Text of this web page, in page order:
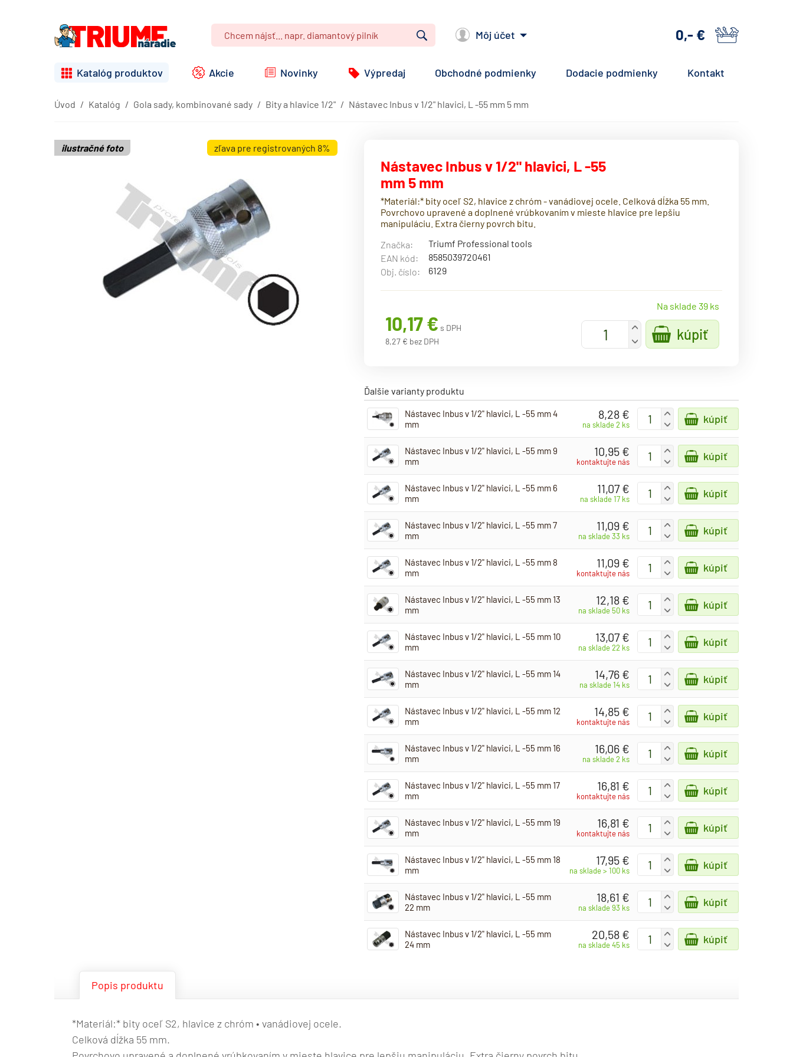
Vyhľadať Môj účet 0,- €
Katalóg produktov Akcie Novinky Výpredaj Obchodné podmienky Dodacie podmienky Kontakt
Úvod Katalóg Gola sady, kombinované sady Bity a hlavice 1/2" Nástavec Inbus v 1/2" hlavici, L -55 mm 5 mm
zľava pre registrovaných 8%
ilustračné foto
Nástavec Inbus v 1/2" hlavici, L -55
mm 5 mm
*Materiál:* bity oceľ S2, hlavice z chróm - vanádiovej ocele. Celková dĺžka 55 mm.
Povrchovo upravené a doplnené vrúbkovaním v mieste hlavice pre lepšiu
manipuláciu. Extra čierny povrch bitu.
Značka:
Triumf Professional tools
EAN kód:
8585039720461
Obj. číslo:
6129
Na sklade 39 ks
10,17 € s DPH
8,27 € bez DPH
+
-
kúpiť
Ďalšie varianty produktu
Nástavec Inbus v 1/2" hlavici, L -55 mm 4
mm
8,28 €
na sklade 2 ks
+
-
kúpiť
Nástavec Inbus v 1/2" hlavici, L -55 mm 9
mm
10,95 €
kontaktujte nás
+
-
kúpiť
Nástavec Inbus v 1/2" hlavici, L -55 mm 6
mm
11,07 €
na sklade 17 ks
+
-
kúpiť
Nástavec Inbus v 1/2" hlavici, L -55 mm 7
mm
11,09 €
na sklade 33 ks
+
-
kúpiť
Nástavec Inbus v 1/2" hlavici, L -55 mm 8
mm
11,09 €
kontaktujte nás
+
-
kúpiť
Nástavec Inbus v 1/2" hlavici, L -55 mm 13
mm
12,18 €
na sklade 50 ks
+
-
kúpiť
Nástavec Inbus v 1/2" hlavici, L -55 mm 10
mm
13,07 €
na sklade 22 ks
+
-
kúpiť
Nástavec Inbus v 1/2" hlavici, L -55 mm 14
mm
14,76 €
na sklade 14 ks
+
-
kúpiť
Nástavec Inbus v 1/2" hlavici, L -55 mm 12
mm
14,85 €
kontaktujte nás
+
-
kúpiť
Nástavec Inbus v 1/2" hlavici, L -55 mm 16
mm
16,06 €
na sklade 2 ks
+
-
kúpiť
Nástavec Inbus v 1/2" hlavici, L -55 mm 17
mm
16,81 €
kontaktujte nás
+
-
kúpiť
Nástavec Inbus v 1/2" hlavici, L -55 mm 19
mm
16,81 €
kontaktujte nás
+
-
kúpiť
Nástavec Inbus v 1/2" hlavici, L -55 mm 18
mm
17,95 €
na sklade > 100 ks
+
-
kúpiť
Nástavec Inbus v 1/2" hlavici, L -55 mm
22 mm
18,61 €
na sklade 93 ks
+
-
kúpiť
Nástavec Inbus v 1/2" hlavici, L -55 mm
24 mm
20,58 €
na sklade 45 ks
+
-
kúpiť
Popis produktu
*Materiál:* bity oceľ S2, hlavice z chróm • vanádiovej ocele.
Celková dĺžka 55 mm.